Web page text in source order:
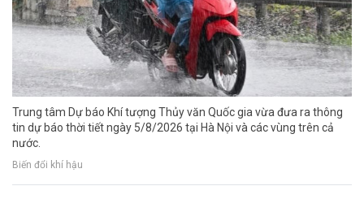
Trung tâm Dự báo Khí tượng Thủy văn Quốc gia vừa đưa ra thông
tin dự báo thời tiết ngày 5/8/2026 tại Hà Nội và các vùng trên cả
nước.
Biến đổi khí hậu